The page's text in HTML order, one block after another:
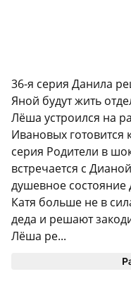
36-я серия Данила
Яной будут жить
Лёша устроился на
Ивановых
серия Родители в
встречается с
душевное
Катя больше не в
деда и решают
Лёша ре...